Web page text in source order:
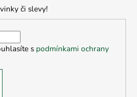
či slevy!
s podmínkami ochrany